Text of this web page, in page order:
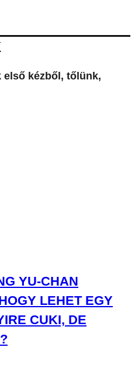
kézből, tőlünk,
YU-CHAN
LEHET EGY
CUKI, DE